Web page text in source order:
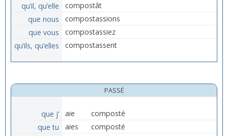
qu’il, qu’elle
compostât
que nous
compostassions
que vous
compostassiez
qu’ils, qu’elles
compostassent
PASSÉ
que j’ aie
composté
que tu
aies
composté